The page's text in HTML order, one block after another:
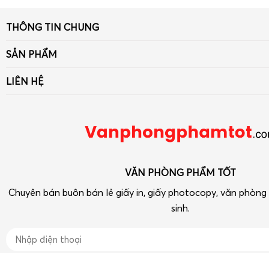
VĂN PHÒNG PHẨM TỐT
Chuyên bán buôn bán lẻ giấy in, giấy photocopy, văn
sinh.
LIÊN HỆ
vpptot@gmail.com
SẢN PHẨM
Thiết bị VP-Hóa Mỹ Phẩm-Tạp phẩm
THÔNG TIN CHUNG
Liên hệ - Góp ý
Tra cứu hóa đơn điện tử